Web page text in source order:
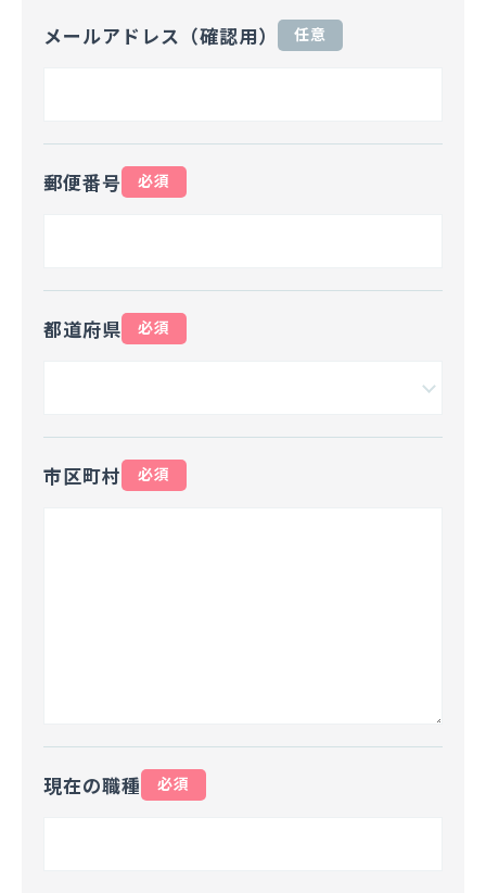
メールアドレス（確認用） 任意
郵便番号 必須
都道府県 必須
市区町村 必須
現在の職種 必須